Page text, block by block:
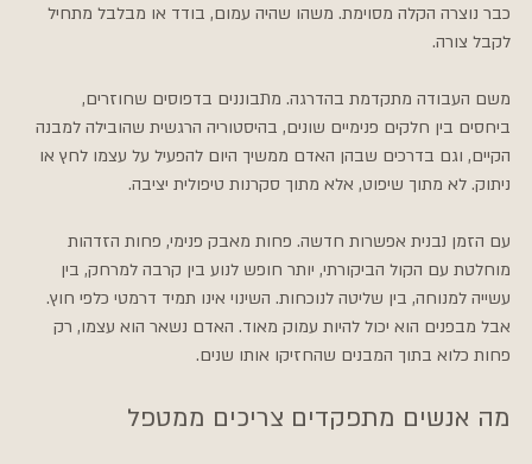
כבר נוצרה הקלה מסוימת. משהו שהיה עמום, בודד או מבלבל מתחיל
לקבל צורה.
משם העבודה מתקדמת בהדרגה. מתבוננים בדפוסים שחוזרים,
ביחסים בין חלקים פנימיים שונים, בהיסטוריה הרגשית שהובילה למבנה
הקיים, וגם בדרכים שבהן האדם ממשיך היום להפעיל על עצמו לחץ או
ניתוק. לא מתוך שיפוט, אלא מתוך סקרנות טיפולית יציבה.
עם הזמן נבנית אפשרות חדשה. פחות מאבק פנימי, פחות הזדהות
מוחלטת עם הקול הביקורתי, יותר חופש לנוע בין קרבה למרחק, בין
עשייה למנוחה, בין שליטה לנוכחות. השינוי אינו תמיד דרמטי כלפי חוץ.
אבל מבפנים הוא יכול להיות עמוק מאוד. האדם נשאר הוא עצמו, רק
פחות כלוא בתוך המבנים שהחזיקו אותו שנים.
מה אנשים מתפקדים צריכים ממטפל